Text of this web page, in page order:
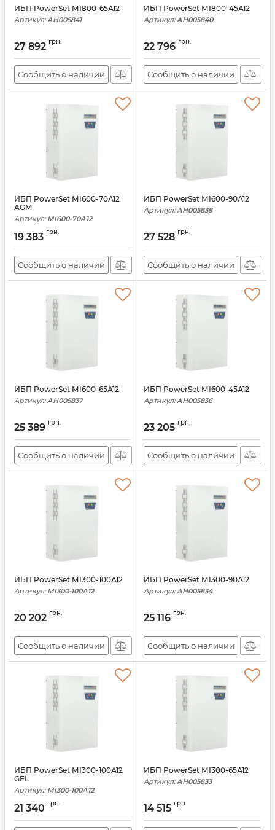
ИБП PowerSet МІ800-65А12
Артикул: АН005841
27 892 грн.
Сообщить о наличии
ИБП PowerSet МІ800-45А12
Артикул: АН005840
22 796 грн.
Сообщить о наличии
ИБП PowerSet МІ600-70А12
AGM
Артикул: МІ600-70А12
19 383 грн.
Сообщить о наличии
ИБП PowerSet МІ600-90А12
Артикул: АН005838
27 528 грн.
Сообщить о наличии
ИБП PowerSet МІ600-65А12
Артикул: АН005837
25 389 грн.
Сообщить о наличии
ИБП PowerSet МІ600-45А12
Артикул: АН005836
23 205 грн.
Сообщить о наличии
ИБП PowerSet МІ300-100А12
Артикул: МІ300-100А12
20 202 грн.
Сообщить о наличии
ИБП PowerSet МІ300-90А12
Артикул: АН005834
25 116 грн.
Сообщить о наличии
ИБП PowerSet МІ300-100А12
GEL
Артикул: МІ300-100А12
21 340 грн.
ИБП PowerSet МІ300-65А12
Артикул: АН005833
14 515 грн.